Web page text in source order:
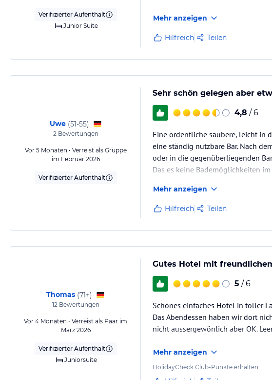
Verifizierter Aufenthalt
Junior Suite
Mehr anzeigen
Hilfreich Teilen
Uwe (51-55)
2Bewertungen
Vor 5 Monaten • Verreist als Gruppe
im Februar 2026
Verifizierter Aufenthalt
Sehr schön gelegen aber
4,8 / 6
Eine ordentliche saubere, leicht in
eine ständig nutzbare Bar. Nach
oder in die gegenüberliegenden
Das es keine Bademöglichkeiten
Mehr anzeigen
Hilfreich Teilen
Thomas (71+)
12Bewertungen
Vor 4 Monaten • Verreist als Paar im
März 2026
Verifizierter Aufenthalt
Juniorsuite
Gutes Hotel mit
5 / 6
Schönes einfaches Hotel in toller
Das Abendessen haben wir dort
nicht aussergewönlich aber OK.
Mehr anzeigen
HolidayCheck Club-Punkte erhalten